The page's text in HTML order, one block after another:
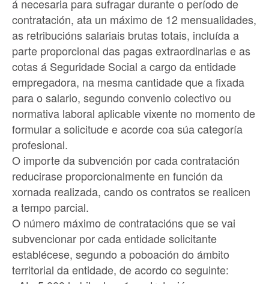
á necesaria para sufragar durante o período de
contratación, ata un máximo de 12 mensualidades,
as retribucións salariais brutas totais, incluída a
parte proporcional das pagas extraordinarias e as
cotas á Seguridade Social a cargo da entidade
empregadora, na mesma cantidade que a fixada
para o salario, segundo convenio colectivo ou
normativa laboral aplicable vixente no momento de
formular a solicitude e acorde coa súa categoría
profesional.
O importe da subvención por cada contratación
reducirase proporcionalmente en función da
xornada realizada, cando os contratos se realicen
a tempo parcial.
O número máximo de contratacións que se vai
subvencionar por cada entidade solicitante
establécese, segundo a poboación do ámbito
territorial da entidade, de acordo co seguinte: